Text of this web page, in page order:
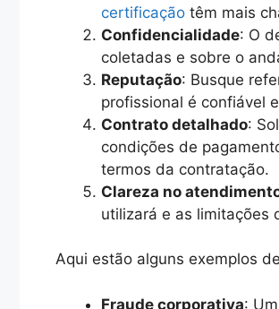
certificação têm mais
Confidencialidade: O
coletadas e sobre o
Reputação: Busque
profissional é confiável
Contrato detalhado:
condições de
termos da contratação.
Clareza no
utilizará e as limitações
Aqui estão alguns exemplos
Fraude corporativa: